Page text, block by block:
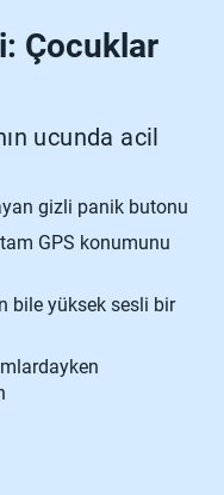
Çocuklar
ucunda acil
gizli panik butonu
GPS konumunu
bile yüksek sesli bir